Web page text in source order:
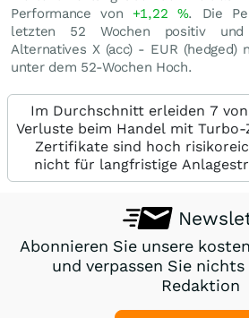
Performance von +1,22 %. Die
letzten 52 Wochen positiv und
Alternatives X (acc) - EUR (hedged)
unter dem 52-Wochen Hoch.
Im Durchschnitt erleiden 7
Verluste beim Handel mit
Zertifikate sind hoch
nicht für langfristige
Abonnieren Sie unsere
und verpassen Sie
Redaktion